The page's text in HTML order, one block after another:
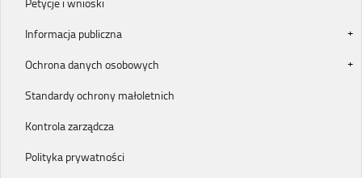
Informacja publiczna
Ochrona danych osobowych
Standardy ochrony małoletnich
Kontrola zarządcza
Polityka prywatności